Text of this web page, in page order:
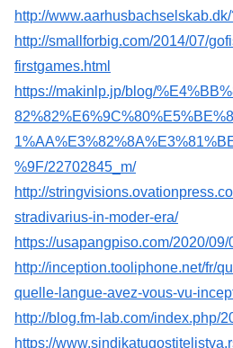
http://
http://smallforbig.com/2014/07/
firstgames.html
https://makinlp.jp/blog/
%9F/22702845_m/
http://
stradivarius-in-moder-era/
https://usapangpiso.com/2020/
http://inception.tooliphone.net/fr/
quelle-langue-avez-vous-vu-
http://blog.fm-lab.com/index.php/
https://